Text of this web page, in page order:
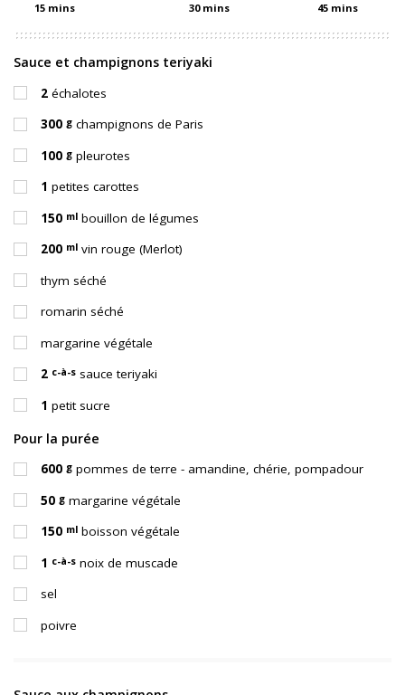
15 mins
30 mins
45 mins
Sauce et champignons teriyaki
2 échalotes
300 g champignons de Paris
100 g pleurotes
1 petites carottes
150 ml bouillon de légumes
200 ml vin rouge (Merlot)
thym séché
romarin séché
margarine végétale
2 c-à-s sauce teriyaki
1 petit sucre
Pour la purée
600 g pommes de terre - amandine, chérie, pompadour
50 g margarine végétale
150 ml boisson végétale
1 c-à-s noix de muscade
sel
poivre